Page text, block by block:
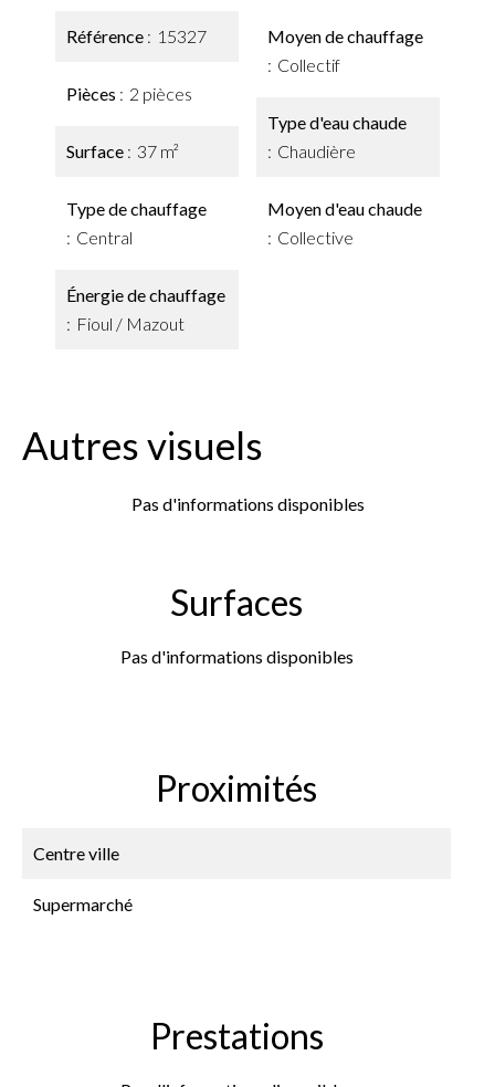
Référence 15327
Pièces 2 pièces
Surface 37 m²
Type de chauffage
Central
Énergie de chauffage
Fioul / Mazout
Moyen de chauffage
Collectif
Type d'eau chaude
Chaudière
Moyen d'eau chaude
Collective
Autres visuels
Pas d'informations disponibles
Surfaces
Pas d'informations disponibles
Proximités
Centre ville
Supermarché
Prestations